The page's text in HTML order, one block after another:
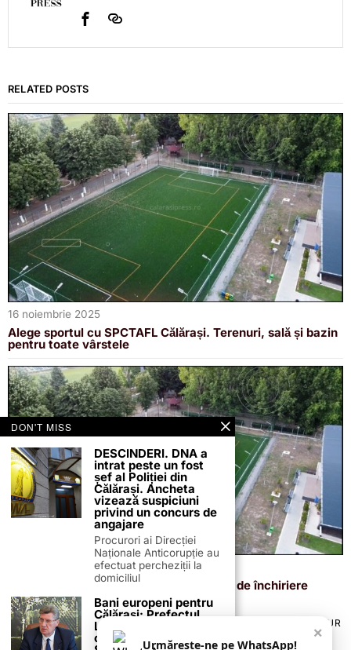
RELATED POSTS
16 noiembrie 2025
Alege sportul cu SPCTAFL Călărași. Terenuri, sală și bazin
pentru toate vârstele
(P) SPCTA-FL Călărași prezintă ofertele de închiriere
pentru facilitățile sportive din Călărași
TERMENI ȘI CONDIȚII
POLITICA DE ANULARE & RETUR
PUBLICITATE ONLINE & TIPĂRITĂ
CONTACT
×
Urmărește-ne pe WhatsApp!
DON'T MISS
DESCINDERI. DNA a
intrat peste un fost
șef al Poliției din
Călărași. Ancheta
vizează suspiciuni
privind un concurs de
angajare
Procurori ai Direcției
Naționale Anticorupție au
efectuat percheziții la
domiciliul
Bani europeni pentru
Călărași: Prefectul
Laurențiu State anunță
colaborarea cu ADR